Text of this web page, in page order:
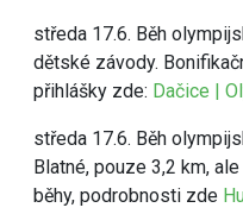
středa 17.6. Běh
dětské závody.
přihlášky zde: Dačice |
středa 17.6. Běh
Blatné, pouze 3,2 km,
běhy, podrobnosti zde